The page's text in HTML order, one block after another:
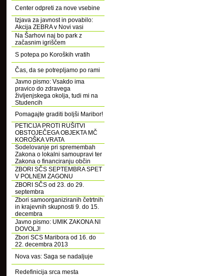
Center odpreti za nove vsebine
Izjava za javnost in povabilo:
Akcija ZEBRA v Novi vasi
Na Šarhovi naj bo park z
začasnim igriščem
S potepa po Koroških vratih
Čas, da se potrepljamo po rami
Javno pismo: Vsakdo ima
pravico do zdravega
življenjskega okolja, tudi mi na
Studencih
Pomagajte graditi boljši Maribor!
PETICIJA PROTI RUŠITVI
OBSTOJEČEGA OBJEKTA MČ
KOROŠKA VRATA
Sodelovanje pri spremembah
Zakona o lokalni samoupravi ter
Zakona o financiranju občin
ZBORI SČS SEPTEMBRA SPET
V POLNEM ZAGONU
ZBORI SČS od 23. do 29.
septembra
Zbori samoorganiziranih četrtnih
in krajevnih skupnosti 9. do 15.
decembra
Javno pismo: UMIK ZAKONA NI
DOVOLJ!
Zbori SCS Maribora od 16. do
22. decembra 2013
Nova vas: Saga se nadaljuje
Redefinicija srca mesta